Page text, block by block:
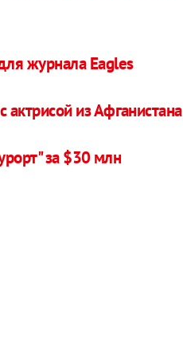
журнала Eagles
актрисой из Афганистана
за $30 млн